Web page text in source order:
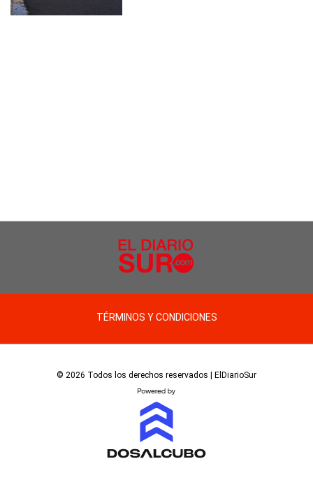
TÉRMINOS Y CONDICIONES
© 2026 Todos los derechos reservados | ElDiarioSur